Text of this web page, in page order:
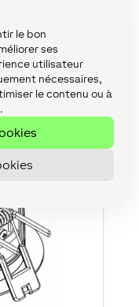
le bon
ses
utilisateur
nécessaires,
le contenu ou à
d’un
Point)